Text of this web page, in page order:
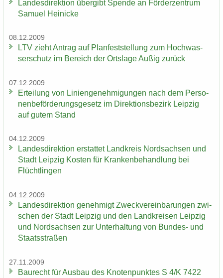
Lan­des­di­rek­ti­on über­gibt Spen­de an För­der­zen­trum
Sa­mu­el Hei­ni­cke
08.12.2009
LTV zieht An­trag auf Plan­fest­stel­lung zum Hoch­was­
ser­schutz im Be­reich der Orts­la­ge Außig zu­rück
07.12.2009
Er­tei­lung von Li­ni­en­ge­neh­mi­gun­gen nach dem Per­so­
nen­be­för­de­rungs­ge­setz im Di­rek­ti­ons­be­zirk Leip­zig
auf gutem Stand
04.12.2009
Lan­des­di­rek­ti­on er­stat­tet Land­kreis Nord­sach­sen und
Stadt Leip­zig Kos­ten für Kran­ken­be­hand­lung bei
Flücht­lin­gen
04.12.2009
Lan­des­di­rek­ti­on ge­neh­migt Zweck­ver­ein­ba­run­gen zwi­
schen der Stadt Leip­zig und den Land­krei­sen Leip­zig
und Nord­sach­sen zur Un­ter­hal­tung von Bundes-​ und
Staats­stra­ßen
27.11.2009
Bau­recht für Aus­bau des Kno­ten­punk­tes S 4/K 7422